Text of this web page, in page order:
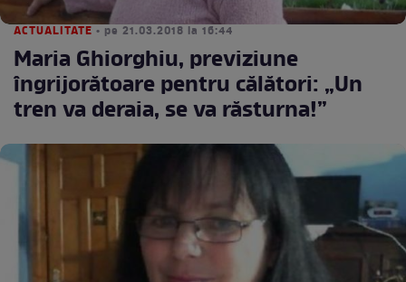
ACTUALITATE • pe 21.03.2018 la 16:44
Maria Ghiorghiu, previziune
îngrijorătoare pentru călători: „Un
tren va deraia, se va răsturna!”